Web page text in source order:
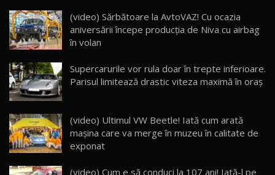
22
Noua Mazda 6e / Test Drive AutoBlog.MD
26:59
23
Lynk & Co 01 / Test Drive AutoBlog.MD
25:19
24
ZEEKR 009: Cel mai Performant și Confortabil
Van Electric Testat în Moldova / AutoBlog.MD
26:38
25
mai Exclusiv și Puternic Defender Testat în
(video) Sărbătoare la AvtoVAZ! Cu ocazia
aniversării începe producția de Niva cu airbag
în volan
Supercarurile vor rula doar în trepte inferioare.
Parisul limitează drastic viteza maximă în oraș
(video) Ultimul VW Beetle! Iată cum arată
maşina care va merge în muzeu în calitate de
exponat
(video) Cum e să conduci la 107 ani! Iată-l pe